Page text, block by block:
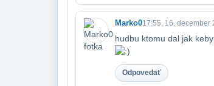
Marko017:55, 16. december
hudbu ktomu dal jak
Odpovedať